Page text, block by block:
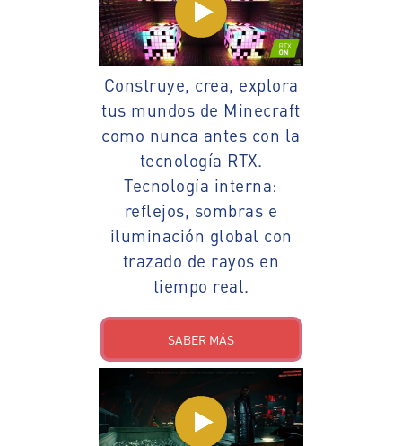
Construye, crea, explora
tus mundos de Minecraft
como nunca antes con la
tecnología RTX.
Tecnología interna:
reflejos, sombras e
iluminación global con
trazado de rayos en
tiempo real.
SABER MÁS